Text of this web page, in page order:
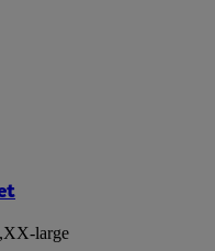
,XX-large